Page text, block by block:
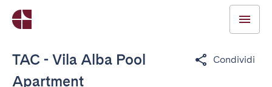
TAC - Vila Alba Pool
Apartment
Condividi